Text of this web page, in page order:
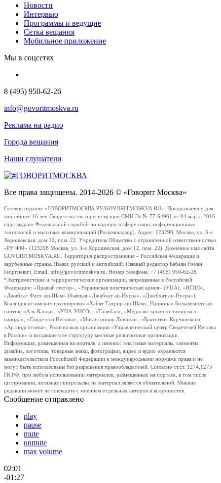
Новости
Интервью
Программы и ведущие
Сетка вещания
Мобильное приложение
Мы в соцсетях
8 (495) 950-62-26
info@govoritmoskva.ru
Реклама на радио
Города вещания
Наши слушатели
Все права защищены. 2014-2026 © «Говорит Москва»
Сетевое издание «ГОВОРИТМОСКВА.РУ/GOVORITMOSKVA.RU». Предназначено для
лиц старше 16 лет. Свидетельство о регистрации СМИ Эл № 77-64961 от 04 марта 2016
года выдано Федеральной службой по надзору в сфере связи, информационных
технологий и массовых коммуникаций (Роскомнадзор). Адрес: 123298, Москва, ул. 3-я
Хорошевская, дом 12, пом. 22. Учредитель Общество с ограниченной ответственностью
«РУ ФМ» (123298 Москва, ул. 3-я Хорошевская, дом 12, пом. 22). Доменное имя сайта
GOVORITMOSKVA.RU. Территория распространения – Российская Федерация и
зарубежные страны. Языки: русский и английский. Главный редактор Бабаян Роман
Георгиевич. Email: info@govoritmoskva.ru. Номер телефона: +7 (495) 950-62-26
*Экстремистские и террористические организации, запрещенные в Российской
Федерации: «Правый сектор», «Украинская повстанческая армия» (УПА), «ИГИЛ»,
«Джабхат Фатх аш-Шам» (бывшая «Джабхат ан-Нусра», «Джебхат ан-Нусра»),
Коалиция исламских группировок «Хайят Тахрир аш-Шам», Национал-Большевистская
партия, «Аль-Каида», «УНА-УНСО», «Талибан», «Меджлис крымско-татарского
народа», «Свидетели Иеговы», «Мизантропик Дивижн», «Братство» Корчинского,
«Артподготовка», Религиозная организация «Управленческий центр Свидетелей Иеговы
в России» и входящие в ее структуру местные религиозные организации.
Информация, размещенная на портале, а именно: текстовые материалы, элементы
дизайна, логотипы, товарные знаки, фотографии, видео и аудио охраняются
законодательством Российской Федерации и международными нормами права и не
могут быть использованы без разрешения правообладателей. Согласно ст.ст. 1274,1275
ГК РФ, при любом использовании материалов, размещенных на портале, в том числе
цитировании, активная гиперссылка на материал является обязательной. Мнение
редакции может не совпадать с мнением отдельных авторов и колумнистов.
Сообщение отправлено
play
pause
mute
unmute
max volume
02:01
-01:27